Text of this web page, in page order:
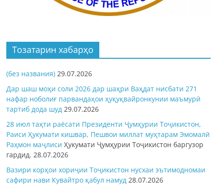
Тозатарин хабарҳо
(без названия) 29.07.2026
Дар шаш моҳи соли 2026 дар шаҳри Ваҳдат нисбати 271
нафар ноболиғ парвандаҳои ҳуқуқвайронкунии маъмурӣ
тартиб дода шуд 29.07.2026
28 июл таҳти раёсати Президенти Ҷумҳурии Тоҷикистон,
Раиси Ҳукумати кишвар, Пешвои миллат муҳтарам Эмомалӣ
Раҳмон маҷлисиҲукумати Ҷумҳурии Тоҷикистон баргузор
гардид.28.07.2026
Вазири корҳои хориҷии Тоҷикистон нусхаи эътимодномаи
сафири нави Кувайтро қабул намуд 28.07.2026